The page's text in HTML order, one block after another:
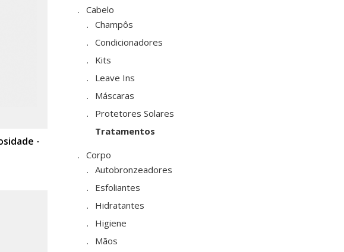
-
Cabelo
Champôs
Condicionadores
Kits
Leave Ins
Máscaras
Protetores Solares
Tratamentos
Corpo
Autobronzeadores
Esfoliantes
Hidratantes
Higiene
Mãos